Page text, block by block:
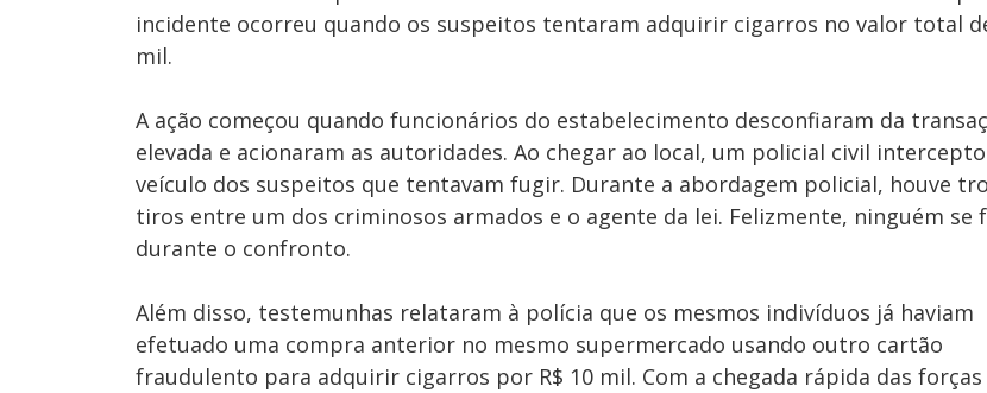
incidente ocorreu quando os suspeitos tentaram adquirir cigarros no valor total
mil.
A ação começou quando funcionários do estabelecimento desconfiaram da
elevada e acionaram as autoridades. Ao chegar ao local, um policial civil
veículo dos suspeitos que tentavam fugir. Durante a abordagem policial, houve
tiros entre um dos criminosos armados e o agente da lei. Felizmente, ninguém se
durante o confronto.
Além disso, testemunhas relataram à polícia que os mesmos indivíduos já haviam
efetuado uma compra anterior no mesmo supermercado usando outro cartão
fraudulento para adquirir cigarros por R$ 10 mil. Com a chegada rápida das forças